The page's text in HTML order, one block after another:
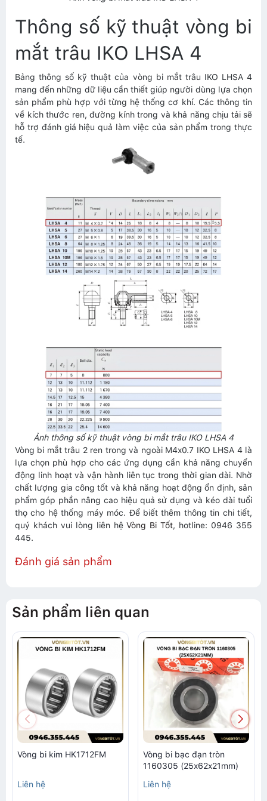
Thông số kỹ thuật vòng bi
mắt trâu IKO LHSA 4
Bảng thông số kỹ thuật của vòng bi mắt trâu IKO LHSA 4
mang đến những dữ liệu cần thiết giúp người dùng lựa chọn
sản phẩm phù hợp với từng hệ thống cơ khí. Các thông tin
về kích thước ren, đường kính trong và khả năng chịu tải sẽ
hỗ trợ đánh giá hiệu quả làm việc của sản phẩm trong thực
tế.
Ảnh thông số kỹ thuật vòng bi mắt trâu IKO LHSA 4
Vòng bi mắt trâu 2 ren trong và ngoài M4x0.7 IKO LHSA 4 là
lựa chọn phù hợp cho các ứng dụng cần khả năng chuyển
động linh hoạt và vận hành liên tục trong thời gian dài. Nhờ
chất lượng gia công tốt và khả năng hoạt động ổn định, sản
phẩm góp phần nâng cao hiệu quả sử dụng và kéo dài tuổi
thọ cho hệ thống máy móc. Để biết thêm thông tin chi tiết,
quý khách vui lòng liên hệVòng Bi Tốt, hotline: 0946 355
445.
Đánh giá sản phẩm
Sản phẩm liên quan
Vòng bi kim HK1712FM
Liên hệ
Vòng bi bạc đạn tròn
1160305 (25x62x21mm)
Liên hệ